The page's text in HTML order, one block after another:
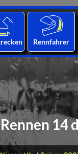
Rennfahrer
14